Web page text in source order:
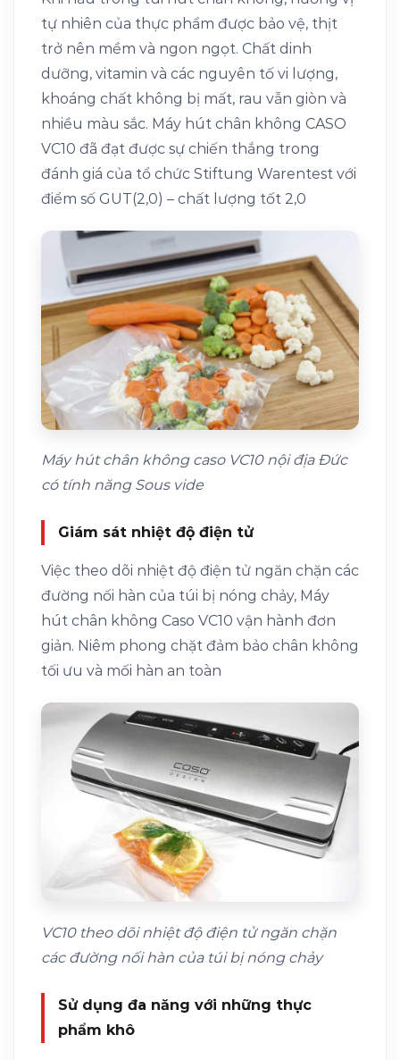
tự nhiên của thực phẩm được bảo vệ, thịt
trở nên mềm và ngon ngọt. Chất dinh
dưỡng, vitamin và các nguyên tố vi lượng,
khoáng chất không bị mất, rau vẫn giòn và
nhiều màu sắc. Máy hút chân không CASO
VC10 đã đạt được sự chiến thắng trong
đánh giá của tổ chức Stiftung Warentest với
điểm số GUT(2,0) – chất lượng tốt 2,0
Máy hút chân không caso VC10 nội địa Đức
có tính năng Sous vide
Giám sát nhiệt độ điện tử
Việc theo dõi nhiệt độ điện tử ngăn chặn các
đường nối hàn của túi bị nóng chảy, Máy
hút chân không Caso VC10 vận hành đơn
giản. Niêm phong chặt đảm bảo chân không
tối ưu và mối hàn an toàn
VC10 theo dõi nhiệt độ điện tử ngăn chặn
các đường nối hàn của túi bị nóng chảy
Sử dụng đa năng với những thực
phẩm khô